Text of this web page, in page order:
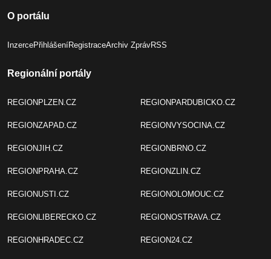
O portálu
InzercePřihlášeníRegistraceArchiv ZprávRSS
Regionální portály
REGIONPLZEN.CZ
REGIONZAPAD.CZ
REGIONJIH.CZ
REGIONPRAHA.CZ
REGIONUSTI.CZ
REGIONLIBERECKO.CZ
REGIONHRADEC.CZ
REGIONPARDUBICKO.CZ
REGIONVYSOCINA.CZ
REGIONBRNO.CZ
REGIONZLIN.CZ
REGIONOLOMOUC.CZ
REGIONOSTRAVA.CZ
REGION24.CZ